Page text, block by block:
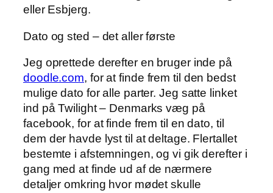
eller Esbjerg.
Dato og sted – det aller første
Jeg oprettede derefter en bruger inde på
doodle.com, for at finde frem til den bedst
mulige dato for alle parter. Jeg satte linket
ind på Twilight – Denmarks væg på
facebook, for at finde frem til en dato, til
dem der havde lyst til at deltage. Flertallet
bestemte i afstemningen, og vi gik derefter i
gang med at finde ud af de nærmere
detaljer omkring hvor mødet skulle